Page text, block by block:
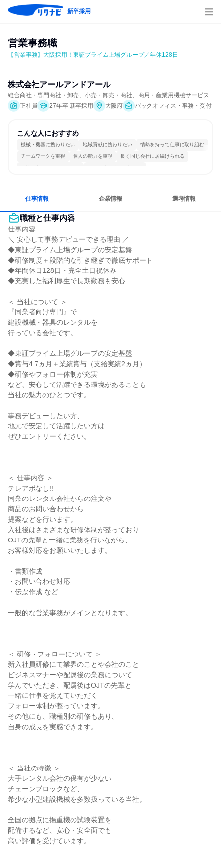
新卒採用
営業事務職
【営業事務】大阪採用！東証プライム上場グループ／年休128日
株式会社アールアンドアール
総合商社・専門商社・卸売、小売・卸売・商社、商用・産業用機械サービス
正社員
27年卒 新卒採用 大阪府 バックオフィス・事務・受付
こんな人におすすめ
機械・機器に携わりたい 地域貢献に携わりたい 情熱を持って仕事に取り組む
チームワークを重視 個人の能力を重視 長く同じ会社に居続けられる
多様な職種の人と関われる 一つの専門分野を極める
仕事情報 企業情報 選考情報
職種と仕事内容
仕事内容
＼ 安心して事務デビューできる理由 ／
◆東証プライム上場グループの安定基盤
◆研修制度＋段階的な引き継ぎで徹底サポート
◆年間休日128日・完全土日祝休み
◆充実した福利厚生で長期勤務も安心
＜ 当社について ＞
『同業者向け専門』で
建設機械・器具のレンタルを
行っている会社です。
◆東証プライム上場グループの安定基盤
◆賞与4.7ヵ月＋業績賞与（支給実績2ヵ月）
◆研修やフォロー体制が充実
など、安心して活躍できる環境があることも
当社の魅力のひとつです。
事務デビューしたい方、
地元で安定して活躍したい方は
ぜひエントリーください。
――――――――――――――――――――
＜ 仕事内容 ＞
テレアポなし!!
同業のレンタル会社からの注文や
商品のお問い合わせから
提案などを行います。
入社後はさまざまな研修体制が整っており
OJTの先輩と一緒に業務を行いながら、
お客様対応をお願いいたします。
・書類作成
・お問い合わせ対応
・伝票作成 など
一般的な営業事務がメインとなります。
――――――――――――――――――――
＜ 研修・フォローについて ＞
新入社員研修にて業界のことや会社のこと
ビジネスマナーや配属後の業務について
学んでいただき、配属後はOJTの先輩と
一緒に仕事を覚えていただく
フォロー体制が整っています。
その他にも、職種別の研修もあり、
自身の成長を実感できます。
――――――――――――――――――――
＜ 当社の特徴 ＞
大手レンタル会社の保有が少ない
チェーンブロックなど、
希少な小型建設機械を多数扱っている当社。
全国の拠点に揚重機の試験装置を
配備するなど、安心・安全面でも
高い評価を受けています。